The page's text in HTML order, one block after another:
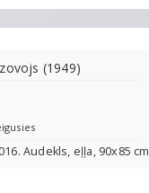
(1949)
Audekls, eļļa, 90x85 cm